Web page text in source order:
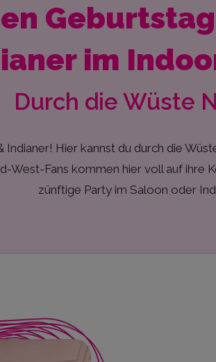
im
Durch die Wüste
Hier kannst du durch die
West-Fans kommen hier voll auf ihre
zünftige Party im Saloon oder